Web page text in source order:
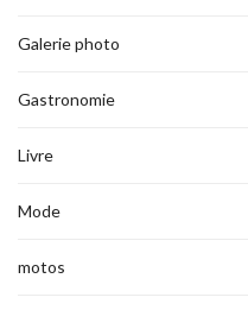
Galerie photo
Gastronomie
Livre
Mode
motos